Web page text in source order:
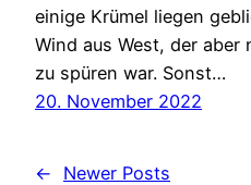
einige Krümel liegen
Wind aus West, der aber
zu spüren war. Sonst…
20. November 2022
← Newer Posts